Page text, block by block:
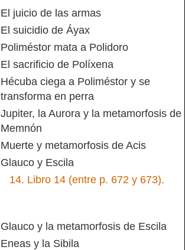
El juicio de las armas
El suicidio de Áyax
Poliméstor mata a Polidoro
El sacrificio de Políxena
Hécuba ciega a Poliméstor y se
transforma en perra
Jupiter, la Aurora y la metamorfosis de
Memnón
Muerte y metamorfosis de Acis
Glauco y Escila
14. Libro 14 (entre p. 672 y 673).
Glauco y la metamorfosis de Escila
Eneas y la Sibila